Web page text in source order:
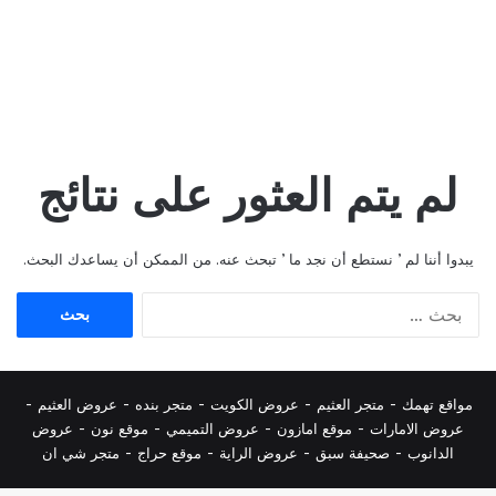
لم يتم العثور على نتائج
يبدوا أننا لم ’ نستطع أن نجد ما ’ تبحث عنه. من الممكن أن يساعدك البحث.
مواقع تهمك - متجر العثيم - عروض الكويت - متجر بنده - عروض العثيم -
عروض الامارات - موقع امازون - عروض التميمي - موقع نون - عروض
الدانوب - صحيفة سبق - عروض الراية - موقع حراج - متجر شي ان